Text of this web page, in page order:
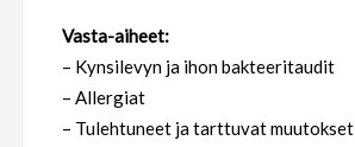
Vasta-aiheet:
– Kynsilevyn ja ihon bakteeritaudit
– Allergiat
– Tulehtuneet ja tarttuvat muutokset